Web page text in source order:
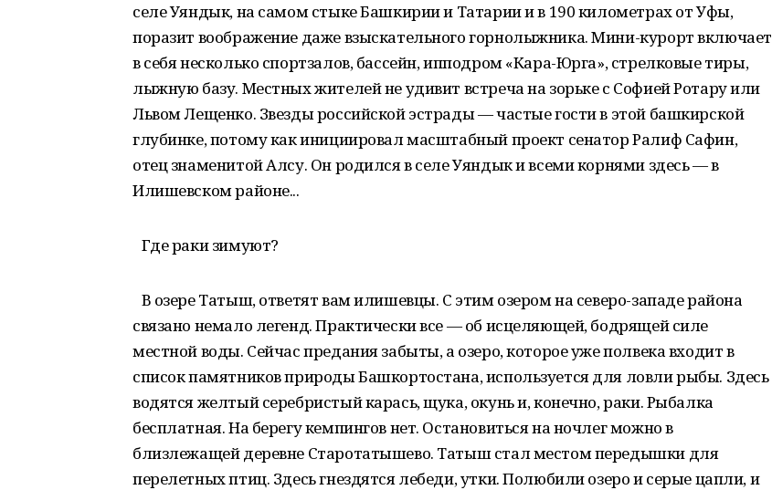
селе Уяндык, на самом стыке Башкирии и Татарии и в 190 километрах от Уфы,
поразит воображение даже взыскательного горнолыжника. Мини-курорт включает
в себя несколько спортзалов, бассейн, ипподром «Кара-Юрга», стрелковые тиры,
лыжную базу. Местных жителей не удивит встреча на зорьке с Софией Ротару или
Львом Лещенко. Звезды российской эстрады — частые гости в этой башкирской
глубинке, потому как инициировал масштабный проект сенатор Ралиф Сафин,
отец знаменитой Алсу. Он родился в селе Уяндык и всеми корнями здесь — в
Илишевском районе...
Где раки зимуют?
В озере Татыш, ответят вам илишевцы. С этим озером на северо-западе района
связано немало легенд. Практически все — об исцеляющей, бодрящей силе
местной воды. Сейчас предания забыты, а озеро, которое уже полвека входит в
список памятников природы Башкортостана, используется для ловли рыбы. Здесь
водятся желтый серебристый карась, щука, окунь и, конечно, раки. Рыбалка
бесплатная. На берегу кемпингов нет. Остановиться на ночлег можно в
близлежащей деревне Старотатышево. Татыш стал местом передышки для
перелетных птиц. Здесь гнездятся лебеди, утки. Полюбили озеро и серые цапли, и